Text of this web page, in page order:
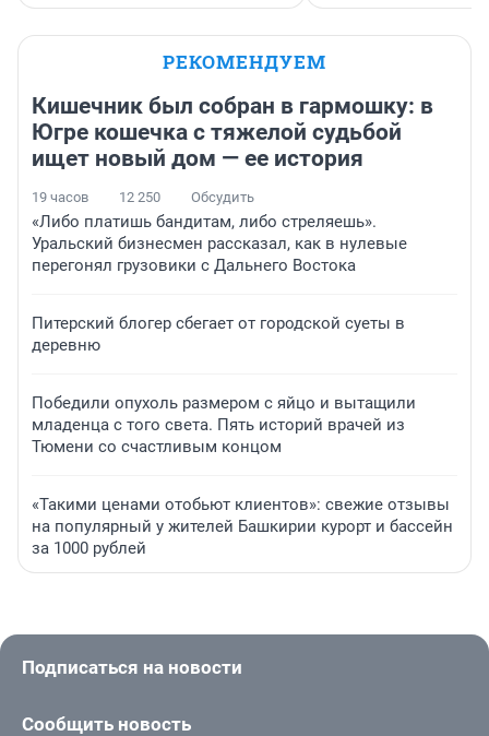
РЕКОМЕНДУЕМ
Кишечник был собран в гармошку: в
Югре кошечка с тяжелой судьбой
ищет новый дом — ее история
19 часов 12 250 Обсудить
«Либо платишь бандитам, либо стреляешь».
Уральский бизнесмен рассказал, как в нулевые
перегонял грузовики с Дальнего Востока
Питерский блогер сбегает от городской суеты в
деревню
Победили опухоль размером с яйцо и вытащили
младенца с того света. Пять историй врачей из
Тюмени со счастливым концом
«Такими ценами отобьют клиентов»: свежие отзывы
на популярный у жителей Башкирии курорт и бассейн
за 1000 рублей
Подписаться на новости
Сообщить новость